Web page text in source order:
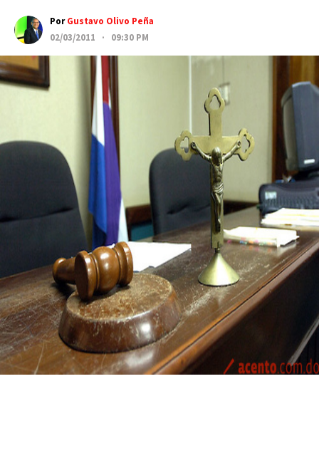
PorGustavo Olivo Peña
02/03/2011 · 09:30 PM